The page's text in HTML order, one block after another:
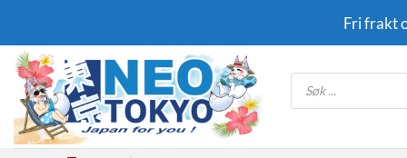
content
Fri frakt
Products
search